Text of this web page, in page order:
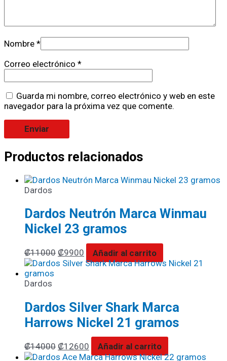
Nombre *
Correo electrónico *
Guarda mi nombre, correo electrónico y web en este
navegador para la próxima vez que comente.
Productos relacionados
Dardos
Dardos Neutrón Marca Winmau
Nickel 23 gramos
₡11000 ₡9900 Añadir al carrito
Dardos
Dardos Silver Shark Marca
Harrows Nickel 21 gramos
₡14000 ₡12600 Añadir al carrito